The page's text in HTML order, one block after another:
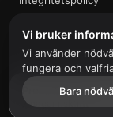
© 2026
SE · NO
Prova Tvmomento
7 dagar riskfritt
Vi bruker
Vi använder
fungera och
Bara